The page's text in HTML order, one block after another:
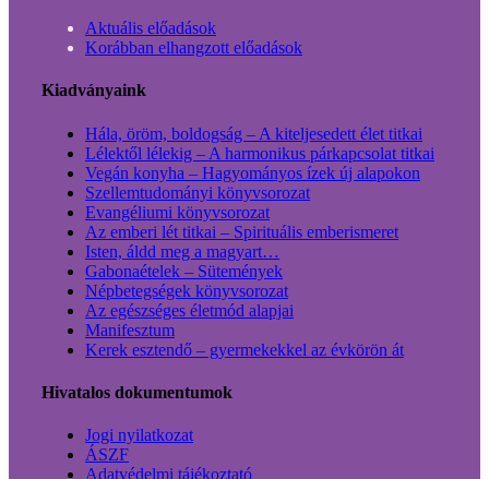
Aktuális előadások
Korábban elhangzott előadások
Kiadványaink
Hála, öröm, boldogság – A kiteljesedett élet titkai
Lélektől lélekig – A harmonikus párkapcsolat titkai
Vegán konyha – Hagyományos ízek új alapokon
Szellemtudományi könyvsorozat
Evangéliumi könyvsorozat
Az emberi lét titkai – Spirituális emberismeret
Isten, áldd meg a magyart…
Gabonaételek – Sütemények
Népbetegségek könyvsorozat
Az egészséges életmód alapjai
Manifesztum
Kerek esztendő – gyermekekkel az évkörön át
Hivatalos dokumentumok
Jogi nyilatkozat
ÁSZF
Adatvédelmi tájékoztató